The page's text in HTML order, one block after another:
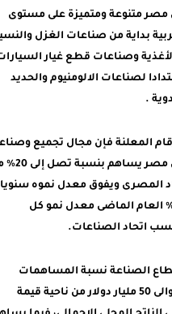
مصر متنوعة ومتميزة على مستوى
بداية من صناعات الغزل
وصناعات قطع غيار
لصناعات الالومنيوم والحديد
.
المعلنة فإن مجال تجميع
السيارات فى مصر يساهم
المصرى ويفوق معدل نموه سنويا
بلغ 7.8% العام الماضى معدل نمو كل
اتحاد الصناعات.
الصناعة نسبة المساهمات
القطاعية بحوالى 50 مليار دولار من ناحية قيمة